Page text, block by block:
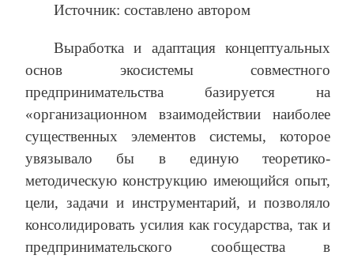
Источник: составлено автором
Выработка и адаптация концептуальных
основ экосистемы совместного
предпринимательства базируется на
«организационном взаимодействии наиболее
существенных элементов системы, которое
увязывало бы в единую теоретико-
методическую конструкцию имеющийся опыт,
цели, задачи и инструментарий, и позволяло
консолидировать усилия как государства, так и
предпринимательского сообщества в